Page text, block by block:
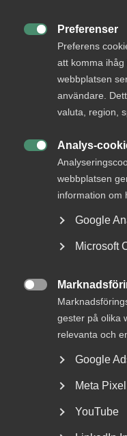
Preferenser
Preferens
att komma
webbplatsen
användare.
valuta, region,
Analys-
webbplatsen
information om
Google
Microsoft
gester på olika
relevanta och
Google
Meta Pixel
YouTube
Cookie-inställningar
Läs remissen
arbetsliv
Jobb & karriär
kontakt
Rådgivning och hjälp
Kontakta Almega
Arbetsgivarguiden